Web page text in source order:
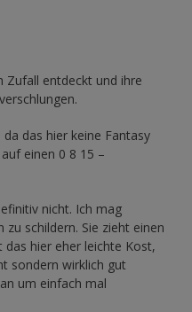
Zufall entdeckt und ihre
das hier keine Fantasy
einen 0 8 15 –
nicht. Ich mag
schildern. Sie zieht einen
hier eher leichte Kost,
sondern wirklich gut
um einfach mal